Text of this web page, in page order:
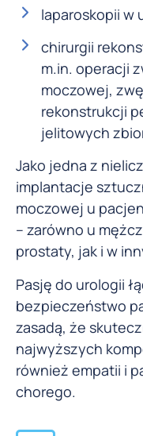
laparoskopii w
chirurgii
m.in. operacji
moczowej,
rekonstrukcji
jelitowych
Jako jedna z
implantacje
moczowej u
– zarówno u
prostaty, jak i w
Pasję do urologii
bezpieczeństwo
zasadą, że
najwyższych
również empatii i
chorego.